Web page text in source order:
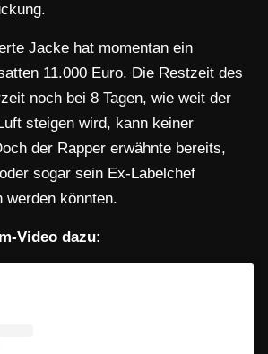
Jacke hat momentan ein
11.000 Euro. Die Restzeit des
noch bei 8 Tagen, wie weit der
steigen wird, kann keiner
der Rapper erwähnte bereits,
sogar sein Ex-Labelchef
werden könnten.
Video dazu: